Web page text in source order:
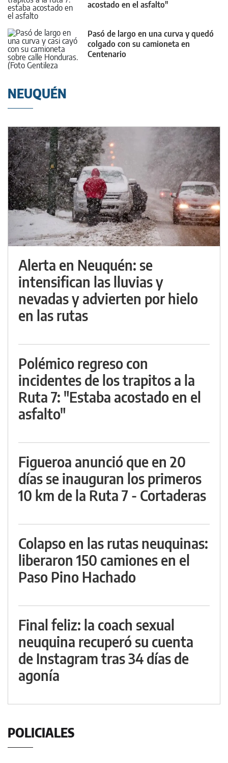
acostado en el asfalto"
Pasó de largo en una curva y quedó
colgado con su camioneta en
Centenario
NEUQUÉN
Alerta en Neuquén: se
intensifican las lluvias y
nevadas y advierten por hielo
en las rutas
Polémico regreso con
incidentes de los trapitos a la
Ruta 7: "Estaba acostado en el
asfalto"
Figueroa anunció que en 20
días se inauguran los primeros
10 km de la Ruta 7 - Cortaderas
Colapso en las rutas neuquinas:
liberaron 150 camiones en el
Paso Pino Hachado
Final feliz: la coach sexual
neuquina recuperó su cuenta
de Instagram tras 34 días de
agonía
POLICIALES